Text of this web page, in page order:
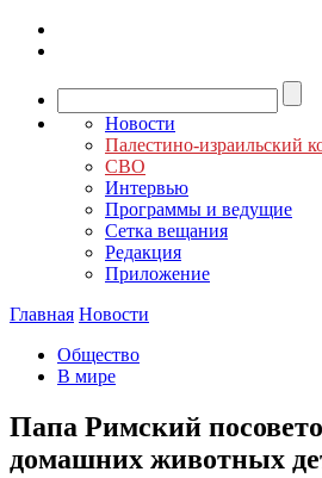
Новости
Палестино-израильский
СВО
Интервью
Программы и ведущие
Сетка вещания
Редакция
Приложение
Главная Новости
Общество
В мире
Папа Римский
домашних животных